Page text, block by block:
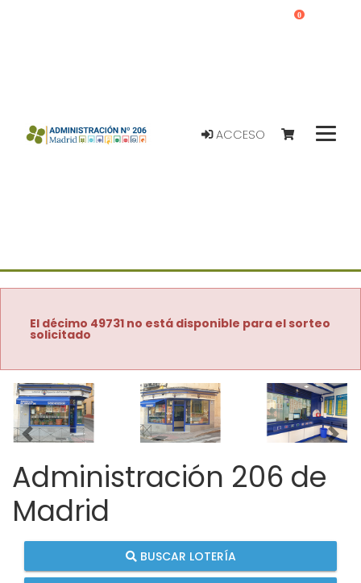
ACCESO
0
El décimo 49731 no está disponible para el sorteo
solicitado
Imagen anterior
Administración 206 de
Madrid
BUSCAR LOTERÍA